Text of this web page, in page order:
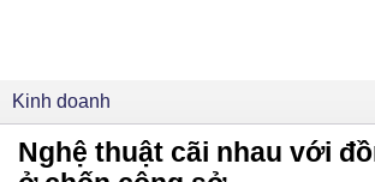
Kinh doanh
Nghệ thuật cãi nhau với